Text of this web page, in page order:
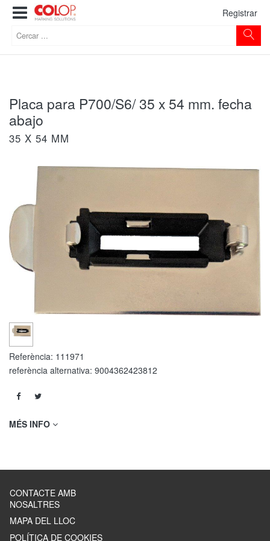
Registrar
Placa para P700/S6/ 35 x 54 mm. fecha
abajo
35 X 54 MM
Referència: 111971
referència alternativa: 9004362423812
MÉS INFO
CONTACTE AMB
NOSALTRES
MAPA DEL LLOC
POLÍTICA DE COOKIES